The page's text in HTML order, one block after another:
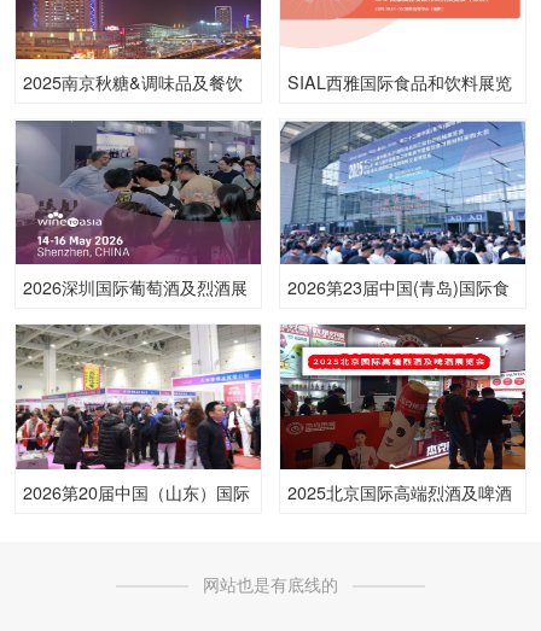
2025南京秋糖&调味品及餐饮
SIAL西雅国际食品和饮料展览
2026深圳国际葡萄酒及烈酒展
2026第23届中国(青岛)国际食
2026第20届中国（山东）国际
2025北京国际高端烈酒及啤酒
网站也是有底线的